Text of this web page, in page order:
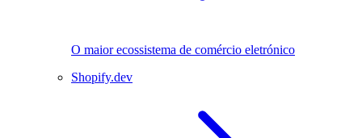
O maior ecossistema de comércio eletrónico
Shopify.dev